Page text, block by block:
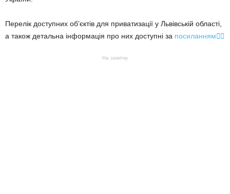
Перелік доступних об’єктів для приватизації у Львівській області,
а також детальна інформація про них доступні за посиланням
На замітку